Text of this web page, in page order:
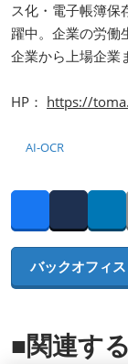
ス化・電子帳簿保
躍中。企業の労働
企業から上場企業
HP： https://
AI-OCR
バックオフィ
■関連す